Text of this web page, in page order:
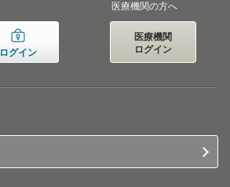
ログイン
医療機関の方へ
医療機関
ログイン